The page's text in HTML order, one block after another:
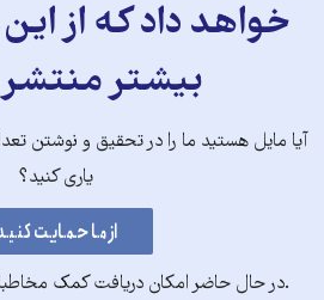
خواهد داد که از
بیشتر
آیا مایل هستید ما را در تحقیق و نوشتن
یاری کنید؟
.در حال حاضر امکان دریافت کمک